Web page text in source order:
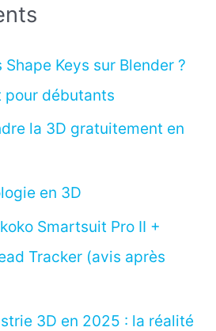
Shape Keys sur Blender ?
pour débutants
la 3D gratuitement en
en 3D
Smartsuit Pro II +
Tracker (avis après
3D en 2025 : la réalité